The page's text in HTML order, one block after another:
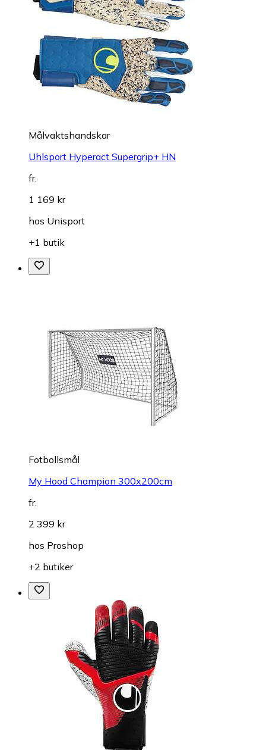
Målvaktshandskar
Uhlsport Hyperact Supergrip+ HN
fr.
1 169 kr
hos Unisport
+1 butik
Fotbollsmål
My Hood Champion 300x200cm
fr.
2 399 kr
hos Proshop
+2 butiker